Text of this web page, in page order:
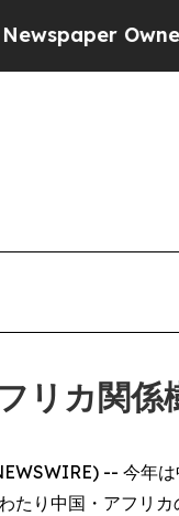
Owner Calls
リカ関
-- 今年
たり中国・アフリ